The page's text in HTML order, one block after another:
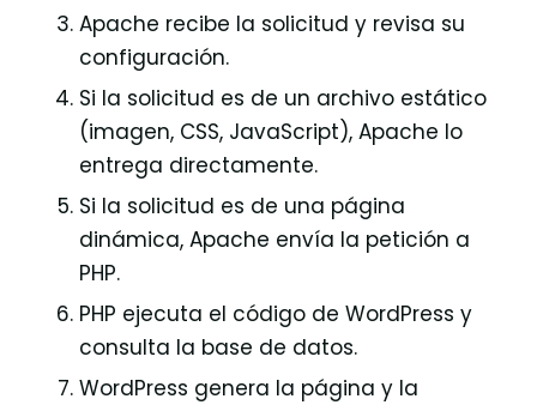
Apache recibe la solicitud y revisa su
configuración.
Si la solicitud es de un archivo estático
(imagen, CSS, JavaScript), Apache lo
entrega directamente.
Si la solicitud es de una página
dinámica, Apache envía la petición a
PHP.
PHP ejecuta el código de WordPress y
consulta la base de datos.
WordPress genera la página y la